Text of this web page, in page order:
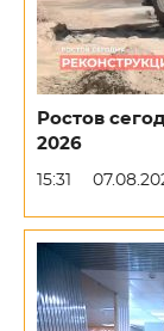
Ростов
2026
15:31